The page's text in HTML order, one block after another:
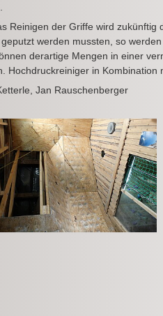
Reinigen der Griffe wird zukünftig
werden mussten, so
derartige Mengen in einer
Hochdruckreiniger in Kombination
Jan Rauschenberger